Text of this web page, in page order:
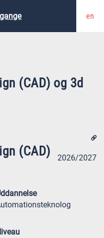
en
(CAD) og 3d
(CAD)
2026/2027